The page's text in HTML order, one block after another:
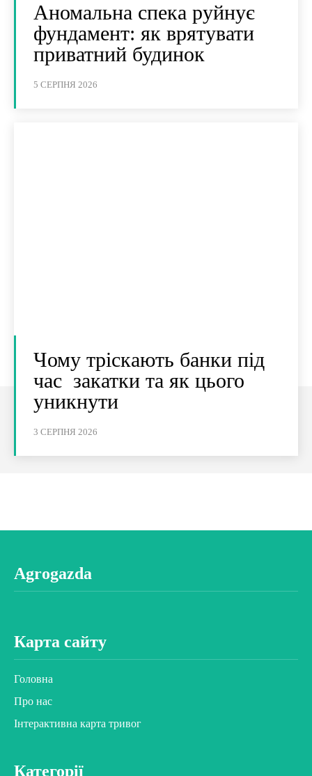
Аномальна спека руйнує
фундамент: як врятувати
приватний будинок
5 СЕРПНЯ 2026
Чому тріскають банки під
час закатки та як цього
уникнути
3 СЕРПНЯ 2026
Agrogazda
Карта сайту
Головна
Про нас
Інтерактивна карта тривог
Категорії